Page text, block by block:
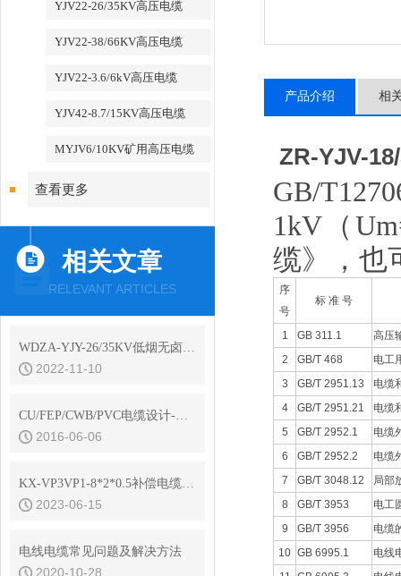
YJV22-26/35KV高压电缆
YJV22-38/66KV高压电缆
YJV22-3.6/6kV高压电缆
YJV42-8.7/15KV高压电缆
MYJV6/10KV矿用高压电缆
查看更多
相关文章
RELEVANT ARTICLES
WDZA-YJY-26/35KV低烟无卤高压电缆结构参数
2022-11-10
CU/FEP/CWB/PVC电缆设计-康泰品牌电缆
2016-06-06
KX-VP3VP1-8*2*0.5补偿电缆特种型号定制
2023-06-15
电线电缆常见问题及解决方法
2020-10-28
产品介绍 相
ZR-YJV-
GB/
1kV（
缆》，也
序
号
标 准 号
1 GB 311.1
高压
2
GB/T 468
电工
3
GB/T 2951.13
电缆
4
GB/T 2951.21
电缆
5
GB/T 2952.1
电缆
6
GB/T 2952.2
电缆
7
GB/T 3048.12
局部
8
GB/T 3953
电工
9
GB/T 3956
电缆
10 GB 6995.1
电线